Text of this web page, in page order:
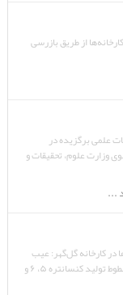
از طریق بازرسی
علمی برگزیده در
جامعه و صنعت در سال ۱۴۰۴ از سوی وزارت علوم، تحقیقات و
...
در کارخانه گل‌گهر: عیب
یابی فرآیندی سلول‌های فلوتاسیون ومکو خطوط تولید کنسانتره ۵، ۶ و